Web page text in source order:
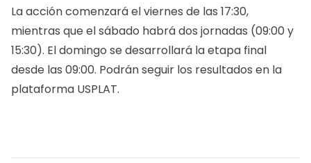
La acción comenzará el viernes de las 17:30,
mientras que el sábado habrá dos jornadas (09:00 y
15:30). El domingo se desarrollará la etapa final
desde las 09:00. Podrán seguir los resultados en la
plataforma USPLAT.